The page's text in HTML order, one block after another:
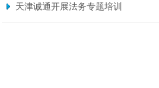
天津诚通开展法务专题培训